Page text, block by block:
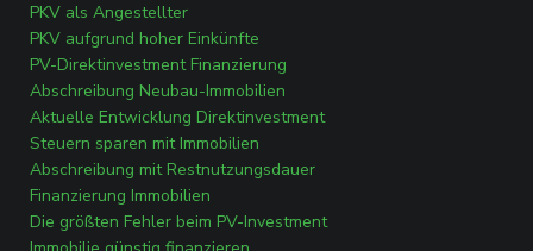
PKV als Angestellter
PKV aufgrund hoher Einkünfte
PV-Direktinvestment Finanzierung
Abschreibung Neubau-Immobilien
Aktuelle Entwicklung Direktinvestment
Steuern sparen mit Immobilien
Abschreibung mit Restnutzungsdauer
Finanzierung Immobilien
Die größten Fehler beim PV-Investment